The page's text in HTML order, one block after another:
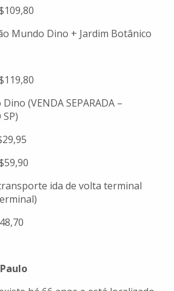
Mundo Dino + Jardim Botânico
(VENDA SEPARADA –
ida de volta terminal